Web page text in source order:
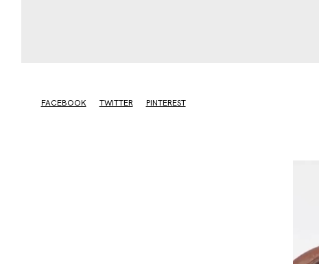
FACEBOOK TWITTER PINTEREST